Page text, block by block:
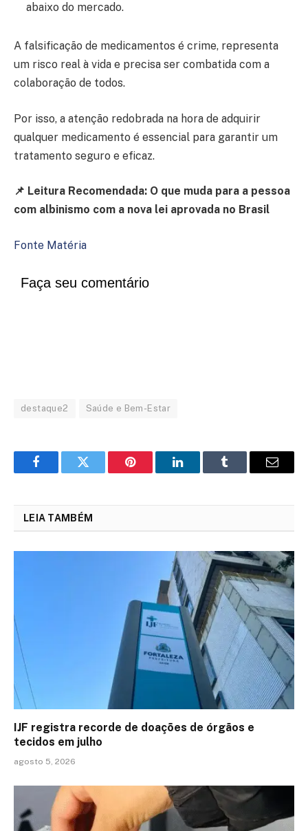
abaixo do mercado.
A falsificação de medicamentos é crime, representa
um risco real à vida e precisa ser combatida com a
colaboração de todos.
Por isso, a atenção redobrada na hora de adquirir
qualquer medicamento é essencial para garantir um
tratamento seguro e eficaz.
📌 Leitura Recomendada: O que muda para a pessoa
com albinismo com a nova lei aprovada no Brasil
Fonte Matéria
Faça seu comentário
destaque2 Saúde e Bem-Estar
FacebookTwitter Pinterest LinkedInTumblr Email
LEIA TAMBÉM
IJF registra recorde de doações de órgãos e
tecidos em julho
agosto 5, 2026